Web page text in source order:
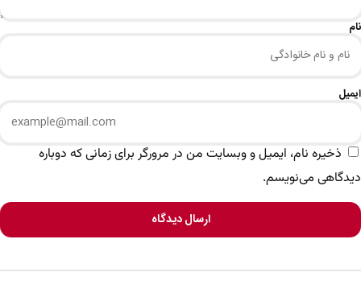
نام
ایمیل
ذخیره نام، ایمیل و وبسایت من در مرورگر برای زمانی که دوباره
دیدگاهی می‌نویسم.
ارسال دیدگاه